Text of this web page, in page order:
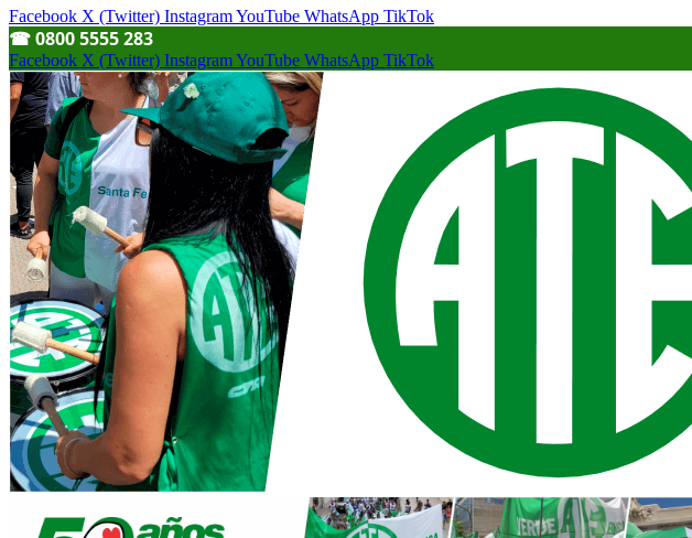
Facebook X (Twitter) InstagramYouTube WhatsApp TikTok
☎︎ 0800 5555 283
Facebook X (Twitter) InstagramYouTube WhatsApp TikTok